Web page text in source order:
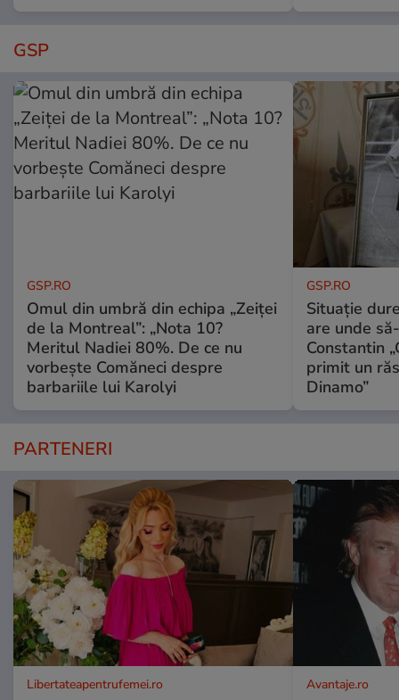
GSP
GSP.RO
Omul din umbră din echipa „Zeiței
de la Montreal”: „Nota 10?
Meritul Nadiei 80%. De ce nu
vorbește Comăneci despre
barbariile lui Karolyi
GSP.RO
Situație
are unde
Constantin
primit un
Dinamo”
PARTENERI
Libertateapentrufemei.ro Avantaje.ro